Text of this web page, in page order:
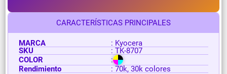
CARACTERÍSTICAS PRINCIPALES
MARCA
: Kyocera
SKU
: TK-8707
COLOR
:
Rendimiento
: 70k, 30k colores